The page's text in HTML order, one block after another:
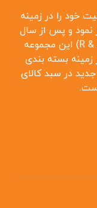
تولیدی از سال ۱۳۷۵ فعالیت خود را در زمینه
نمود و پس از سال
‌ها همکاری با صنایع مختلف، واحد (R & D) این مجموعه
بسته بندی
در سبد کالای